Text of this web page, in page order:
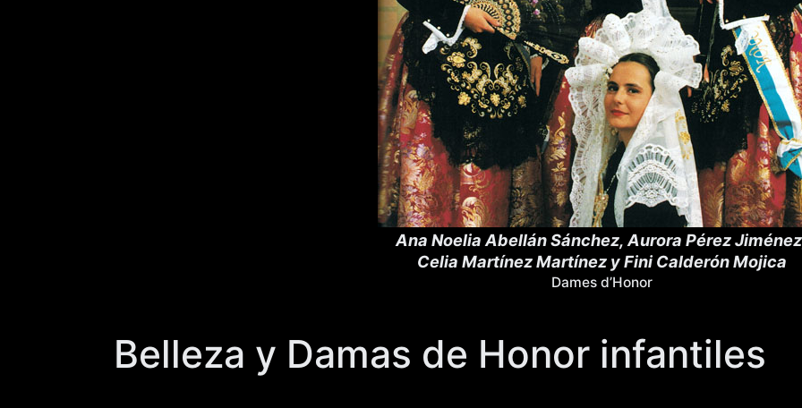
Ana Noelia Abellán Sánchez, Aurora Pérez
Celia Martínez Martínez y Fini Calderón Mojica
Dames d’Honor
Belleza y Damas de Honor infantiles